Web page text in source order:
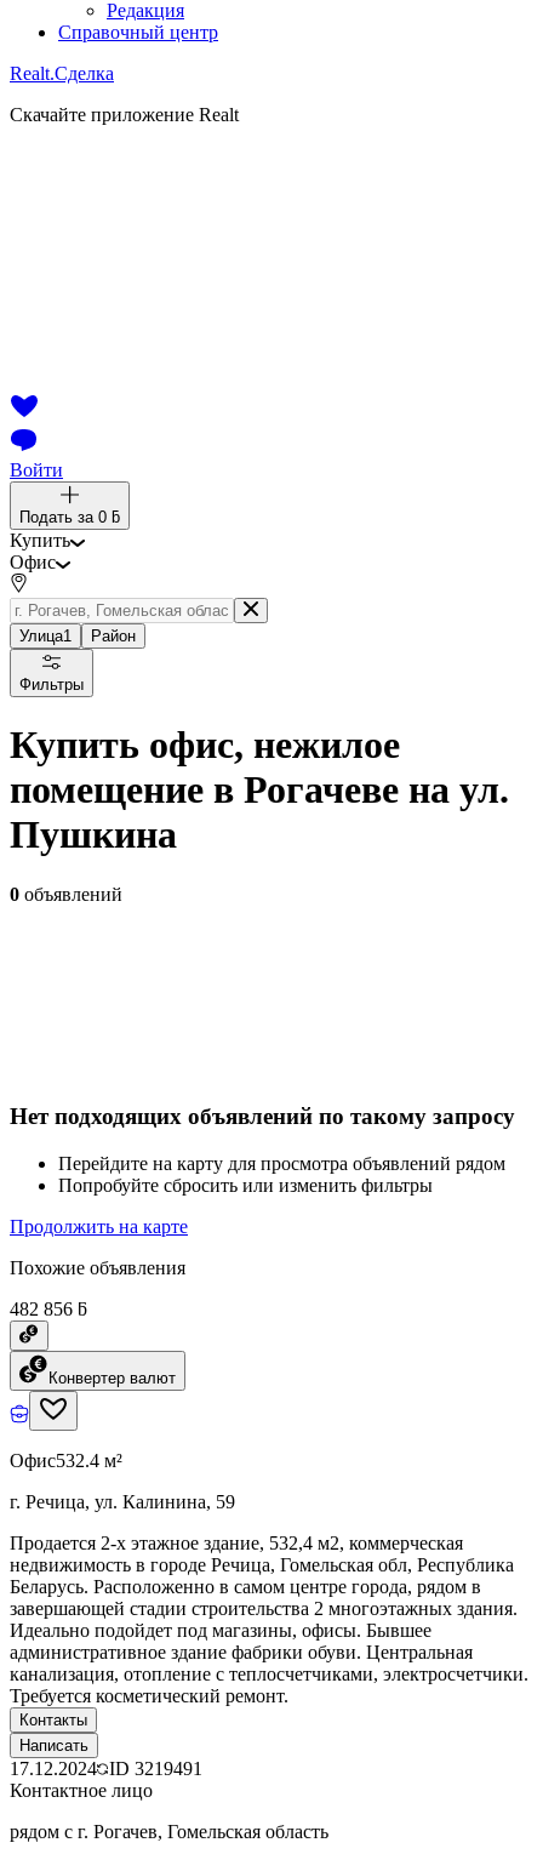
Редакция
Справочный центр
Realt.Сделка
Скачайте приложение Realt
Войти
Подать за 0 ƃ
Купить
Офис
Улица1 Район
Фильтры
Купить офис, нежилое
помещение в Рогачеве на ул.
Пушкина
0 объявлений
Нет подходящих объявлений по такому запросу
Перейдите на карту для просмотра объявлений рядом
Попробуйте сбросить или изменить фильтры
Продолжить на карте
Похожие объявления
482 856 ƃ
Конвертер валют
Офис532.4 м²
г. Речица, ул. Калинина, 59
Продается 2-х этажное здание, 532,4 м2, коммерческая
недвижимость в городе Речица, Гомельская обл, Республика
Беларусь. Расположенно в самом центре города, рядом в
завершающей стадии строительства 2 многоэтажных здания.
Идеально подойдет под магазины, офисы. Бывшее
административное здание фабрики обуви. Центральная
канализация, отопление с теплосчетчиками, электросчетчики.
Требуется косметический ремонт.
Контакты
Написать
17.12.2024 ID 3219491
Контактное лицо
рядом с г. Рогачев, Гомельская область